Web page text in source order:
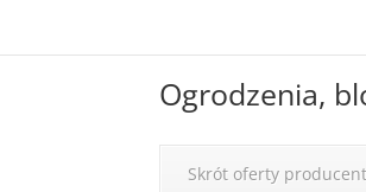
Ogrodzenia,
Skrót oferty